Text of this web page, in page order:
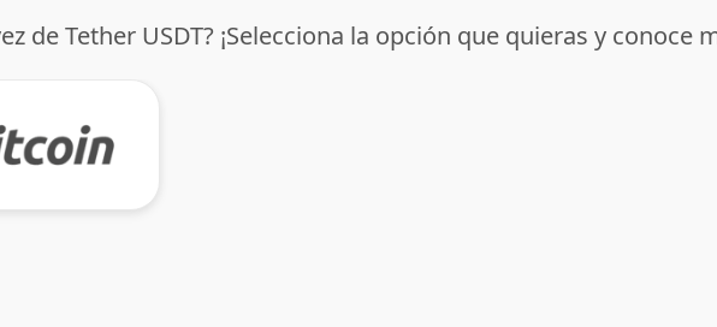
de Tether USDT? ¡Selecciona la opción que quieras y conoce